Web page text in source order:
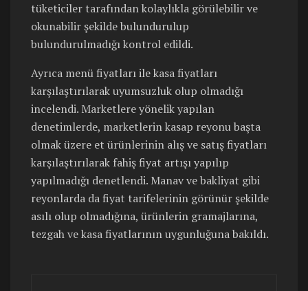
tüketiciler tarafından kolaylıkla görülebilir ve
okunabilir şekilde bulundurulup
bulundurulmadığı kontrol edildi.
Ayrıca menü fiyatları ile kasa fiyatları
karşılaştırılarak uyumsuzluk olup olmadığı
incelendi. Marketlere yönelik yapılan
denetimlerde, marketlerin kasap reyonu başta
olmak üzere et ürünlerinin alış ve satış fiyatları
karşılaştırılarak fahiş fiyat artışı yapılıp
yapılmadığı denetlendi. Manav ve bakliyat gibi
reyonlarda da fiyat tarifelerinin görünür şekilde
asılı olup olmadığına, ürünlerin gramajlarına,
tezgah ve kasa fiyatlarının uygunluğuna bakıldı.